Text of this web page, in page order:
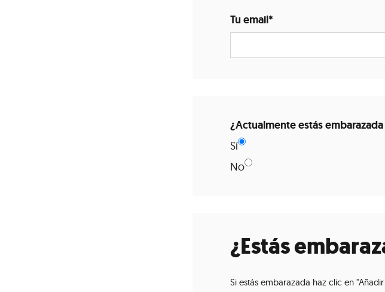
Tu email*
¿Actualmente estás
Sí
No
¿Estás
Si estás embarazada haz clic en